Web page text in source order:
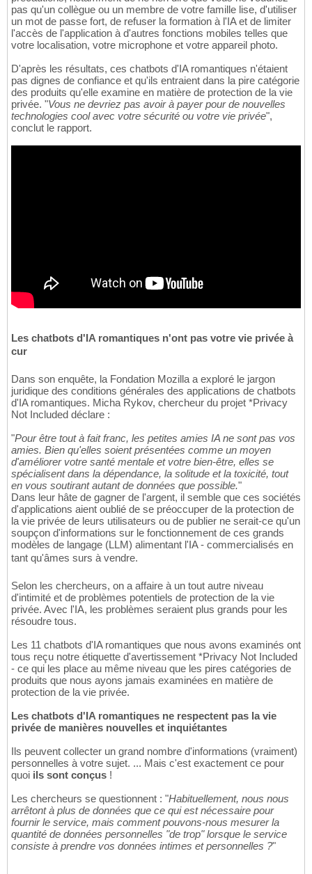
pas qu'un collègue ou un membre de votre famille lise, d'utiliser
un mot de passe fort, de refuser la formation à l'IA et de limiter
l'accès de l'application à d'autres fonctions mobiles telles que
votre localisation, votre microphone et votre appareil photo.
D'après les résultats, ces chatbots d'IA romantiques n'étaient
pas dignes de confiance et qu'ils entraient dans la pire catégorie
des produits qu'elle examine en matière de protection de la vie
privée. "Vous ne devriez pas avoir à payer pour de nouvelles
technologies cool avec votre sécurité ou votre vie privée",
conclut le rapport.
Les chatbots d'IA romantiques n'ont pas votre vie privée à
cur
Dans son enquête, la Fondation Mozilla a exploré le jargon
juridique des conditions générales des applications de chatbots
d'IA romantiques. Micha Rykov, chercheur du projet *Privacy
Not Included déclare :
"Pour être tout à fait franc, les petites amies IA ne sont pas vos
amies. Bien qu'elles soient présentées comme un moyen
d'améliorer votre santé mentale et votre bien-être, elles se
spécialisent dans la dépendance, la solitude et la toxicité, tout
en vous soutirant autant de données que possible."
Dans leur hâte de gagner de l'argent, il semble que ces sociétés
d'applications aient oublié de se préoccuper de la protection de
la vie privée de leurs utilisateurs ou de publier ne serait-ce qu'un
soupçon d'informations sur le fonctionnement de ces grands
modèles de langage (LLM) alimentant l'IA - commercialisés en
tant qu'âmes surs à vendre.
Selon les chercheurs, on a affaire à un tout autre niveau
d'intimité et de problèmes potentiels de protection de la vie
privée. Avec l'IA, les problèmes seraient plus grands pour les
résoudre tous.
Les 11 chatbots d'IA romantiques que nous avons examinés ont
tous reçu notre étiquette d'avertissement *Privacy Not Included
- ce qui les place au même niveau que les pires catégories de
produits que nous ayons jamais examinées en matière de
protection de la vie privée.
Les chatbots d'IA romantiques ne respectent pas la vie
privée de manières nouvelles et inquiétantes
Ils peuvent collecter un grand nombre d'informations (vraiment)
personnelles à votre sujet. ... Mais c'est exactement ce pour
quoi ils sont conçus !
Les chercheurs se questionnent : "Habituellement, nous nous
arrêtont à plus de données que ce qui est nécessaire pour
fournir le service, mais comment pouvons-nous mesurer la
quantité de données personnelles "de trop" lorsque le service
consiste à prendre vos données intimes et personnelles ?"